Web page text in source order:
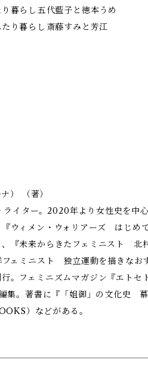
らし――五代藍子と徳本うめ
暮らし――斎藤すみと芳江
） （著）
ライター。2020年より女性史を中
『ウィメン・ウォリアーズ はじめ
『未来からきたフェミニスト 北
ェミニスト 独立運動を描きなお
。フェミニズムマガジン『エト
集。著書に『「姐御」の文化史
）などがある。